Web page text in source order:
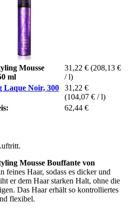
Mousse
ml
31,22 € (208,13 €
/ l)
Laque Noir, 300
31,22 €
(104,07 € / l)
62,44 €
Mousse Bouffante von
feines Haar, sodass es dicker und
er dem Haar starken Halt, ohne die
Das Haar erhält so kontrolliertes
flexibel.